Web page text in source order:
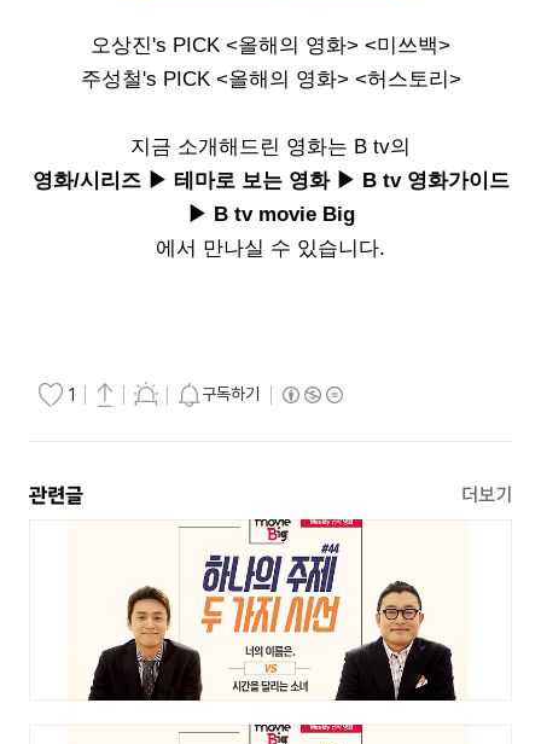
오상진's PICK <올해의 영화> <미쓰백>
주성철's PICK <올해의 영화> <허스토리>
지금 소개해드린 영화는 B tv의
영화/시리즈 ▶ 테마로 보는 영화 ▶ B tv 영화가이드
▶ B tv movie Big
에서 만나실 수 있습니다.
1 구독하기
관련글 더보기